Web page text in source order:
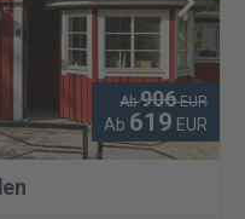
Ab906 EUR
Ab 619 EUR